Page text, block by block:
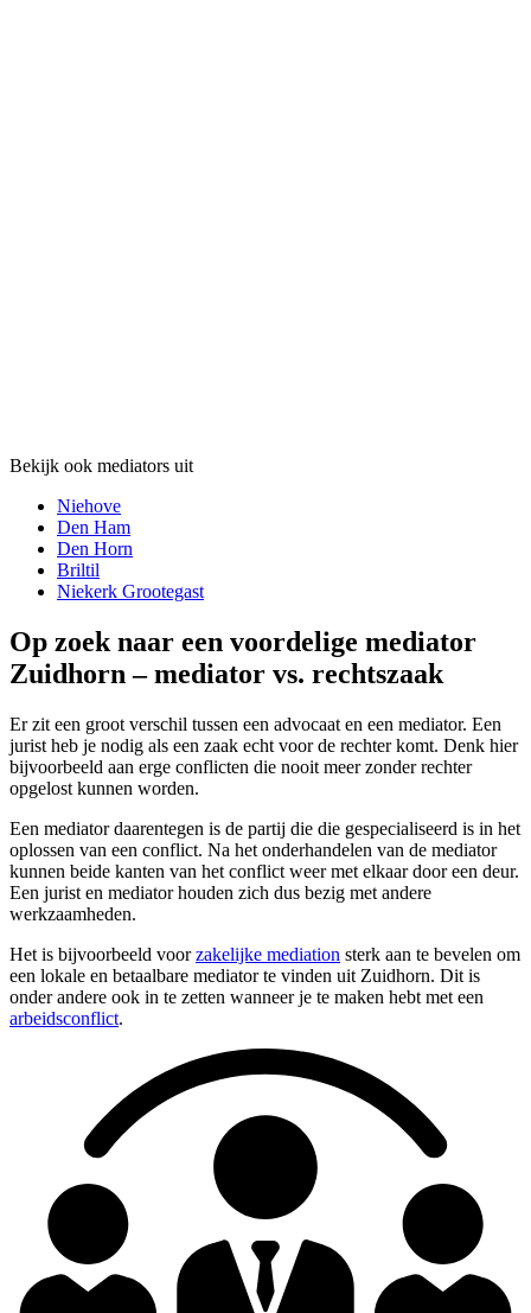
Bekijk ook mediators uit
Niehove
Den Ham
Den Horn
Briltil
Niekerk Grootegast
Op zoek naar een voordelige mediator
Zuidhorn – mediator vs. rechtszaak
Er zit een groot verschil tussen een advocaat en een mediator. Een
jurist heb je nodig als een zaak echt voor de rechter komt. Denk hier
bijvoorbeeld aan erge conflicten die nooit meer zonder rechter
opgelost kunnen worden.
Een mediator daarentegen is de partij die die gespecialiseerd is in het
oplossen van een conflict. Na het onderhandelen van de mediator
kunnen beide kanten van het conflict weer met elkaar door een deur.
Een jurist en mediator houden zich dus bezig met andere
werkzaamheden.
Het is bijvoorbeeld voorzakelijke mediation sterk aan te bevelen om
een lokale en betaalbare mediator te vinden uit Zuidhorn. Dit is
onder andere ook in te zetten wanneer je te maken hebt met een
arbeidsconflict.